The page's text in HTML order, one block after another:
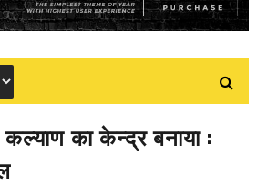
का केन्द्र बनाया :